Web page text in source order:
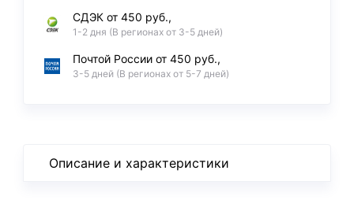
СДЭК от 450 руб.,
1-2 дня (В регионах от 3-5 дней)
Почтой России от 450 руб.,
3-5 дней (В регионах от 5-7 дней)
Описание и характеристики